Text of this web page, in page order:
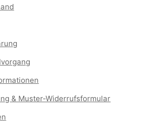
& Muster-Widerrufsformular